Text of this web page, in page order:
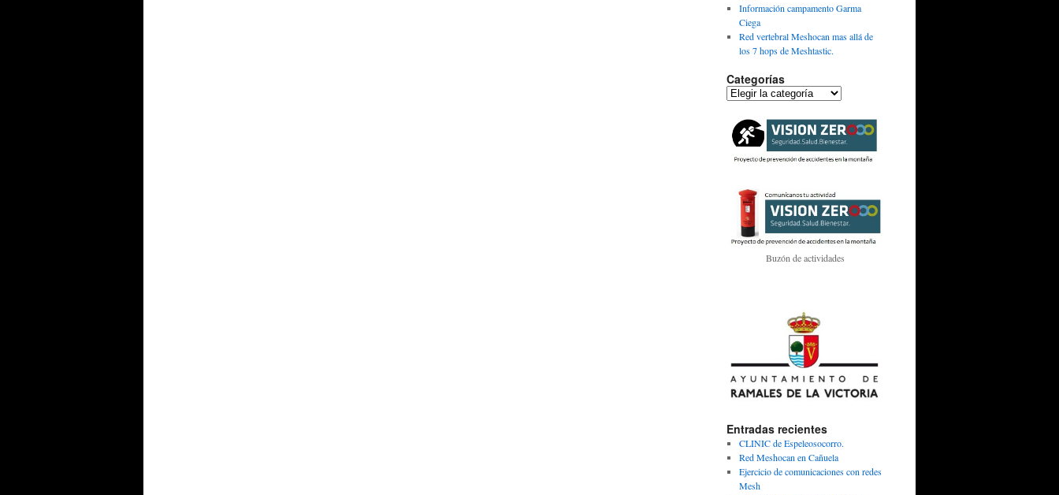
Información campamento Garma
Ciega
Red vertebral Meshocan mas allá de
los 7 hops de Meshtastic.
Categorías
Categorías
Buzón de actividades
Entradas recientes
CLINIC de Espeleosocorro.
Red Meshocan en Cañuela
Ejercicio de comunicaciones con redes
Mesh